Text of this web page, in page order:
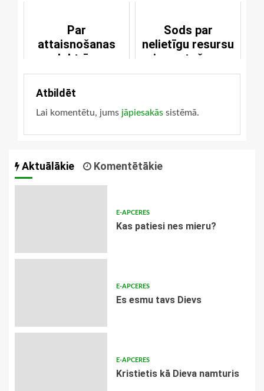
Par
attaisnošanas
doktrīnu
Sods par
nelietīgu resursu
izmantošanu
Atbildēt
Lai komentētu, jums jāpiesakās sistēmā.
Aktuālākie Komentētākie
E-APCERES
​Kas patiesi nes mieru?
E-APCERES
Es esmu tavs Dievs
E-APCERES
Kristietis kā Dieva namturis